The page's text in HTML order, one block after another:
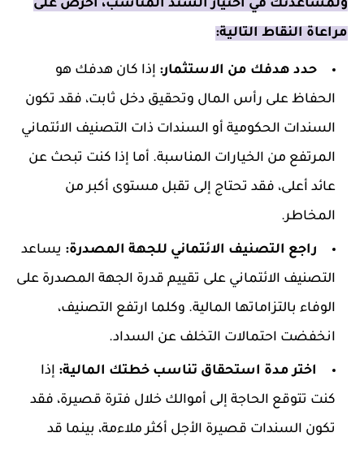
ولمساعدتك في اختيار السند المناسب، احرص على
مراعاة النقاط التالية:
حدد هدفك من الاستثمار: إذا كان هدفك هو
الحفاظ على رأس المال وتحقيق دخل ثابت، فقد تكون
السندات الحكومية أو السندات ذات التصنيف الائتماني
المرتفع من الخيارات المناسبة. أما إذا كنت تبحث عن
عائد أعلى، فقد تحتاج إلى تقبل مستوى أكبر من
المخاطر.
راجع التصنيف الائتماني للجهة المصدرة: يساعد
التصنيف الائتماني على تقييم قدرة الجهة المصدرة على
الوفاء بالتزاماتها المالية. وكلما ارتفع التصنيف،
انخفضت احتمالات التخلف عن السداد.
اختر مدة استحقاق تناسب خطتك المالية: إذا
كنت تتوقع الحاجة إلى أموالك خلال فترة قصيرة، فقد
تكون السندات قصيرة الأجل أكثر ملاءمة، بينما قد